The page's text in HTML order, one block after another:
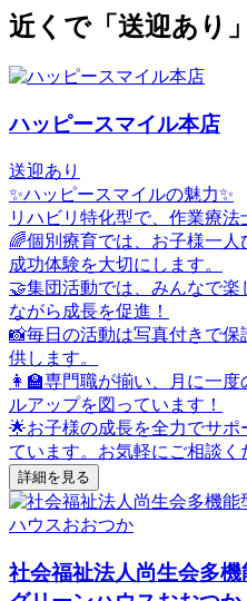
近くで「送迎あり
ハッピースマイル本店
送迎あり
✨ハッピースマイルの魅力✨
リハビリ特化型で、作業療法
🌈個別療育では、お子様一人
成功体験を大切にします。
🤝集団活動では、みんなで
ながら成長を促進！
📸毎日の活動は写真付きで
供します。
👩‍🏫専門職が揃い、月に一
ルアップを図っています！
🌟お子様の成長を全力でサ
ています。お気軽にご相談く
詳細を見る
社会福祉法人尚生会多